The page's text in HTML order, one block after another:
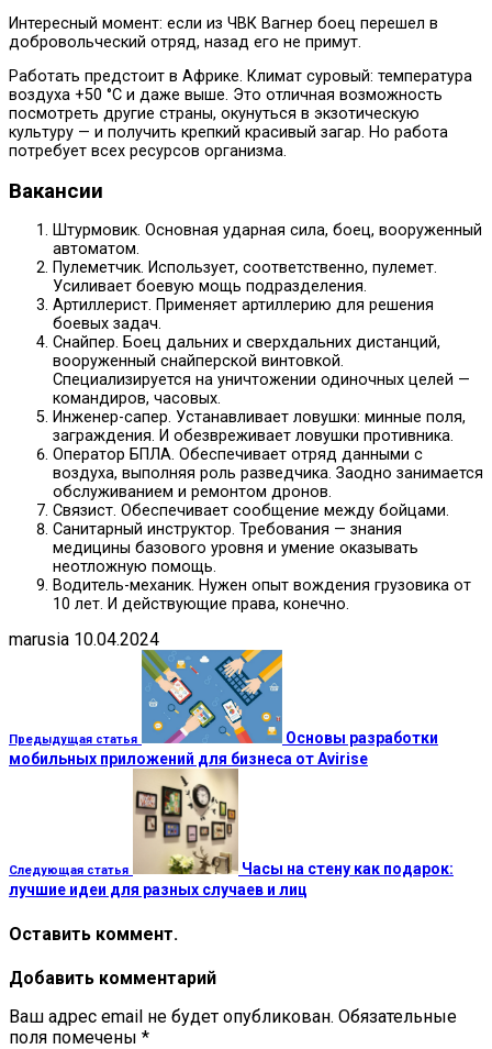
Интересный момент: если из ЧВК Вагнер боец перешел в
добровольческий отряд, назад его не примут.
Работать предстоит в Африке. Климат суровый: температура
воздуха +50 °C и даже выше. Это отличная возможность
посмотреть другие страны, окунуться в экзотическую
культуру — и получить крепкий красивый загар. Но работа
потребует всех ресурсов организма.
Вакансии
Штурмовик. Основная ударная сила, боец, вооруженный
автоматом.
Пулеметчик. Использует, соответственно, пулемет.
Усиливает боевую мощь подразделения.
Артиллерист. Применяет артиллерию для решения
боевых задач.
Снайпер. Боец дальних и сверхдальних дистанций,
вооруженный снайперской винтовкой.
Специализируется на уничтожении одиночных целей —
командиров, часовых.
Инженер-сапер. Устанавливает ловушки: минные поля,
заграждения. И обезвреживает ловушки противника.
Оператор БПЛА. Обеспечивает отряд данными с
воздуха, выполняя роль разведчика. Заодно занимается
обслуживанием и ремонтом дронов.
Связист. Обеспечивает сообщение между бойцами.
Санитарный инструктор. Требования — знания
медицины базового уровня и умение оказывать
неотложную помощь.
Водитель-механик. Нужен опыт вождения грузовика от
10 лет. И действующие права, конечно.
marusia 10.04.2024
Предыдущая статья
Основы разработки
мобильных приложений для бизнеса от Avirise
Следующая статья
Часы на стену как подарок:
лучшие идеи для разных случаев и лиц
Оставить коммент.
Добавить комментарий
Ваш адрес email не будет опубликован. Обязательные
поля помечены *